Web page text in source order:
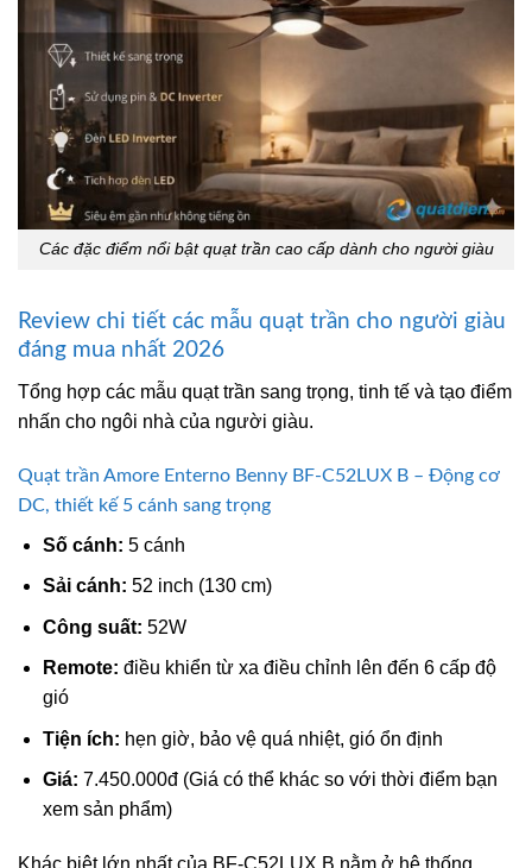
Các đặc điểm nổi bật quạt trần cao cấp dành cho người giàu
Review chi tiết các mẫu quạt trần cho người giàu
đáng mua nhất 2026
Tổng hợp các mẫu quạt trần sang trọng, tinh tế và tạo điểm
nhấn cho ngôi nhà của người giàu.
Quạt trần Amore Enterno Benny BF-C52LUX B – Động cơ
DC, thiết kế 5 cánh sang trọng
Số cánh: 5 cánh
Sải cánh: 52 inch (130 cm)
Công suất: 52W
Remote: điều khiển từ xa điều chỉnh lên đến 6 cấp độ
gió
Tiện ích: hẹn giờ, bảo vệ quá nhiệt, gió ổn định
Giá: 7.450.000đ (Giá có thể khác so với thời điểm bạn
xem sản phẩm)